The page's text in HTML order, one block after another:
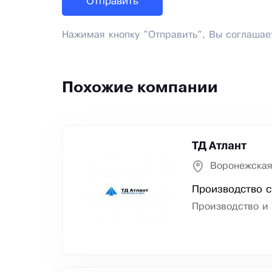
Нажимая кнопку "Отправить", Вы
Похожие компании
ТД Атлант
Производство
Производство